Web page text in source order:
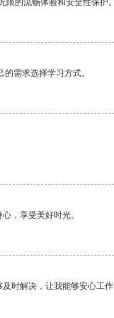
限的流畅体验和安全性保护
需求选择学习方式。
，享受美好时光。
时解决，让我能够安心工